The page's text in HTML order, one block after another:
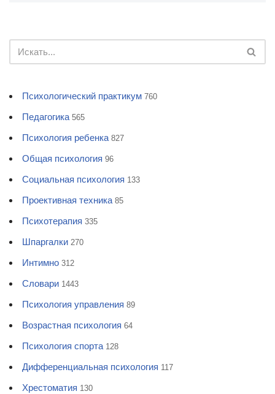
Психологический практикум 760
Педагогика 565
Психология ребенка 827
Общая психология 96
Социальная психология 133
Проективная техника 85
Психотерапия 335
Шпаргалки 270
Интимно 312
Словари 1443
Психология управления 89
Возрастная психология 64
Психология спорта 128
Дифференциальная психология 117
Хрестоматия 130